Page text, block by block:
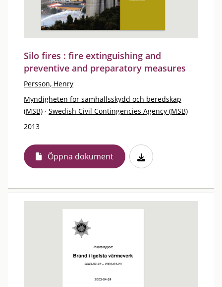
Silo fires : fire extinguishing and
preventive and preparatory measures
Persson, Henry
Myndigheten för samhällsskydd och beredskap
(MSB) · Swedish Civil Contingencies Agency (MSB)
2013
Öppna dokument